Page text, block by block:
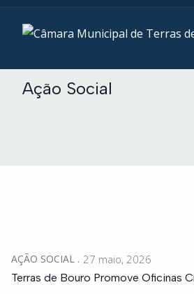
Ação Social
AÇÃO SOCIAL 27 maio, 2026
Terras de Bouro Promove Oficinas